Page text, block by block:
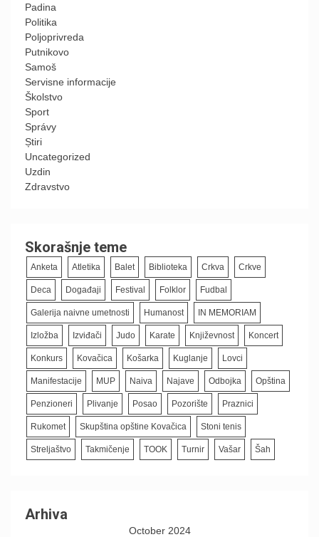
Padina
Politika
Poljoprivreda
Putnikovo
Samoš
Servisne informacije
Školstvo
Sport
Správy
Știri
Uncategorized
Uzdin
Zdravstvo
Skorašnje teme
Anketa Atletika Balet Biblioteka Crkva Crkve
Deca Događaji Festival Folklor Fudbal
Galerija naivne umetnosti Humanost IN MEMORIAM
Izložba Izviđači Judo Karate Književnost Koncert
Konkurs Kovačica Košarka Kuglanje Lovci
Manifestacije MUP Naiva Najave Odbojka Opština
Penzioneri Plivanje Posao Pozorište Praznici
Rukomet Skupština opštine Kovačica Stoni tenis
Streljaštvo Takmičenje TOOK Turnir Vašar Šah
Arhiva
October 2024